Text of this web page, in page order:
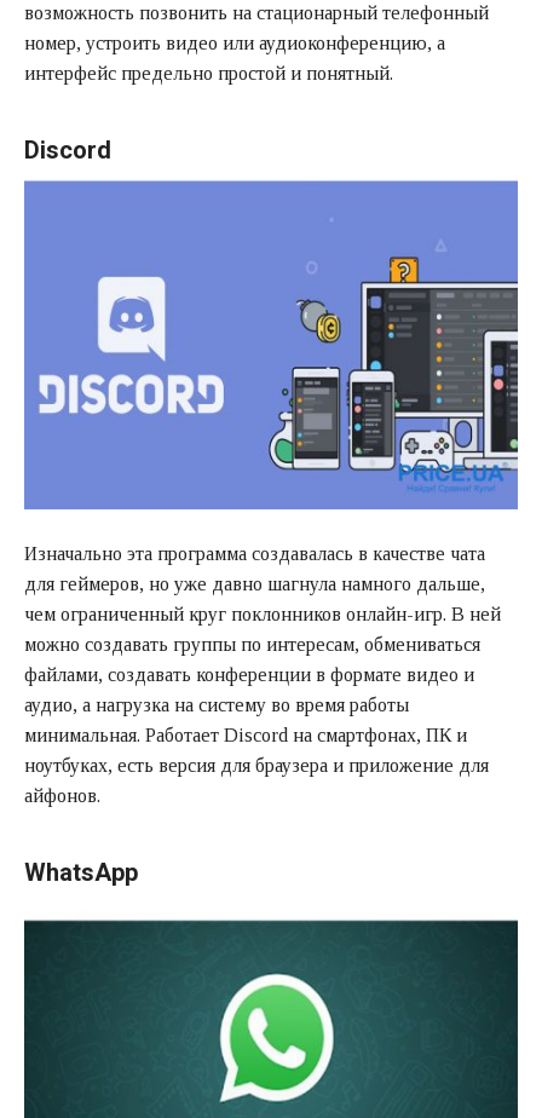
возможность позвонить на стационарный телефонный
номер, устроить видео или аудиоконференцию, а
интерфейс предельно простой и понятный.
Discord
Изначально эта программа создавалась в качестве чата
для геймеров, но уже давно шагнула намного дальше,
чем ограниченный круг поклонников онлайн-игр. В ней
можно создавать группы по интересам, обмениваться
файлами, создавать конференции в формате видео и
аудио, а нагрузка на систему во время работы
минимальная. Работает Discord на смартфонах, ПК и
ноутбуках, есть версия для браузера и приложение для
айфонов.
WhatsApp